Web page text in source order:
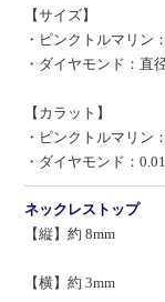
【サイズ】
・ピンクトルマリン
・ダイヤモンド：直
【カラット】
・ピンクトルマリン
・ダイヤモンド：
ネックレストップ
【縦】約 8mm
【横】約 3mm